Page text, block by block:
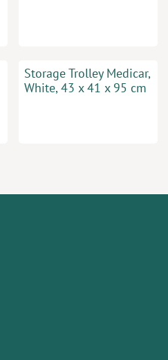
Storage Trolley Medicar,
White, 43 x 41 x 95 cm